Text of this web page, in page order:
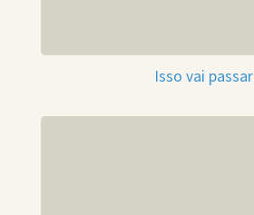
Isso vai passar